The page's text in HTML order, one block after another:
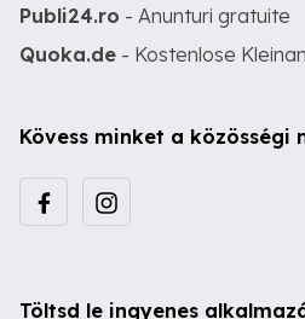
Publi24.ro - Anunturi gratuite
Quoka.de - Kostenlose
Kövess minket a közösségi
Töltsd le ingyenes